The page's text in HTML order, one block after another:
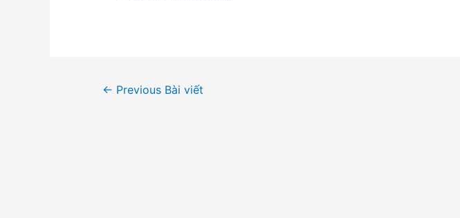
Điều← Previous Bài viết